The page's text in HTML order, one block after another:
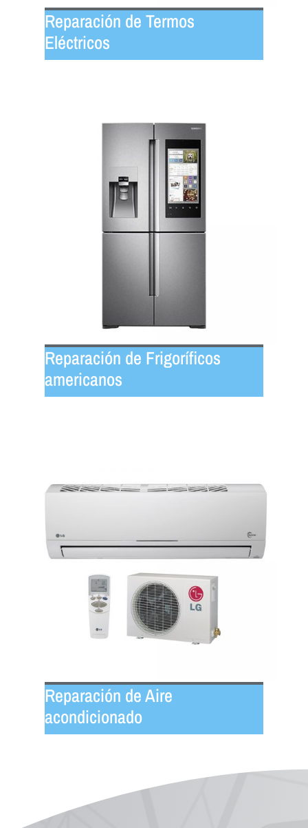
Reparación de Termos
Eléctricos
Reparación de Frigoríficos
americanos
Reparación de Aire
acondicionado